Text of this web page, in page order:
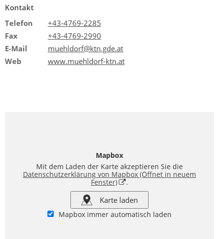
Kontakt
Telefon
+43-4769-2285
Fax
+43-4769-2990
E-Mail
muehldorf@ktn.gde.at
Web
www.muehldorf-ktn.at
Mapbox
Mit dem Laden der Karte akzeptieren Sie die
Datenschutzerklärung von Mapbox (Öffnet in neuem
Fenster)
.
Karte laden
Mapbox immer automatisch laden